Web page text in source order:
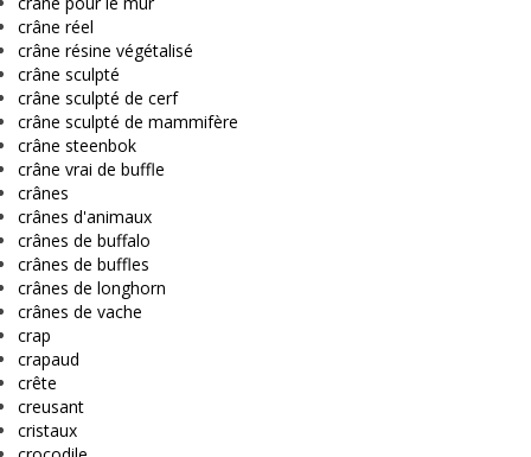
crâne réel
crâne résine végétalisé
crâne sculpté
crâne sculpté de cerf
crâne sculpté de mammifère
crâne steenbok
crâne vrai de buffle
crânes
crânes d'animaux
crânes de buffalo
crânes de buffles
crânes de longhorn
crânes de vache
crap
crapaud
crête
creusant
cristaux